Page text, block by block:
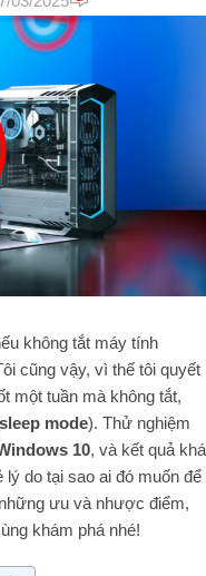
không tắt máy tính
cũng vậy, vì thế tôi quyết
một tuần mà không tắt,
sleep mode). Thử nghiệm
10, và kết quả khá
lý do tại sao ai đó muốn để
ưu và nhược điểm,
khám phá nhé!